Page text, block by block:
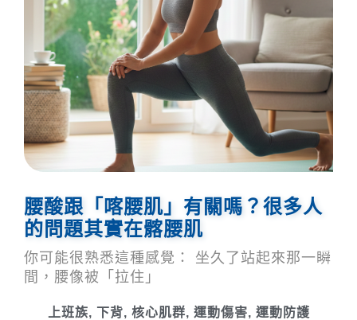
腰酸跟「喀腰肌」有關嗎？很多人
的問題其實在髂腰肌
你可能很熟悉這種感覺： 坐久了站起來那一瞬
間，腰像被「拉住」
上班族, 下背, 核心肌群, 運動傷害, 運動防護